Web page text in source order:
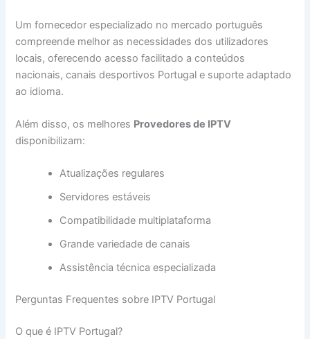
Um fornecedor especializado no mercado português
compreende melhor as necessidades dos utilizadores
locais, oferecendo acesso facilitado a conteúdos
nacionais, canais desportivos Portugal e suporte adaptado
ao idioma.
Além disso, os melhores Provedores de IPTV
disponibilizam:
Atualizações regulares
Servidores estáveis
Compatibilidade multiplataforma
Grande variedade de canais
Assistência técnica especializada
Perguntas Frequentes sobre IPTV Portugal
O que é IPTV Portugal?